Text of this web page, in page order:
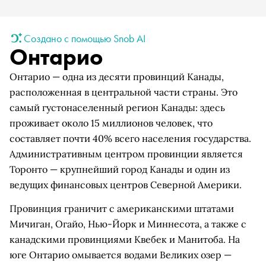
Создано с помощью Snob AI
Онтарио
Онтарио — одна из десяти провинций Канады,
расположенная в центральной части страны. Это
самый густонаселенный регион Канады: здесь
проживает около 15 миллионов человек, что
составляет почти 40% всего населения государства.
Административным центром провинции является
Торонто — крупнейший город Канады и один из
ведущих финансовых центров Северной Америки.
Провинция граничит с американскими штатами
Мичиган, Огайо, Нью-Йорк и Миннесота, а также с
канадскими провинциями Квебек и Манитоба. На
юге Онтарио омывается водами Великих озер —